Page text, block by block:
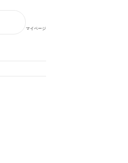
マイページ